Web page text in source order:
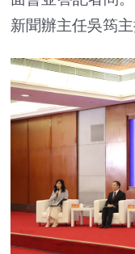
新聞辦主任吳筠主